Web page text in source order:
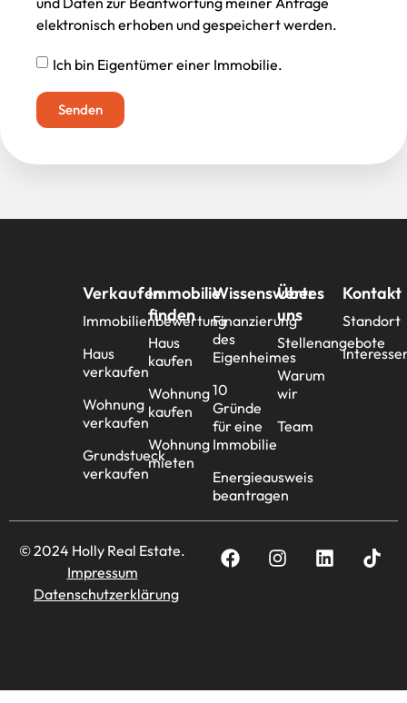
elektronisch erhoben und gespeichert werden.
Ich bin Eigentümer einer Immobilie.
Senden
Verkaufen
Immobilienbewertung
Haus
verkaufen
Wohnung
verkaufen
Grundstueck
verkaufen
Immobilie
finden
Haus
kaufen
Wohnung
kaufen
Wohnung
mieten
Wissenswertes
Finanzierung
des
Eigenheimes
10
Gründe
für eine
Immobilie
Energieausweis
beantragen
Über
uns
Stellenangebote
Warum
wir
Team
Kontakt
Standort
© 2024 Holly Real Estate.
Impressum
Datenschutzerklärung